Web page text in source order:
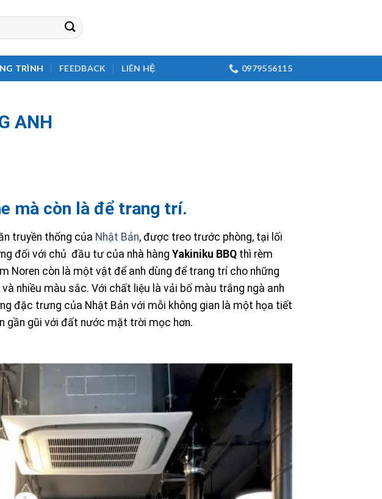
TRÌNH FEEDBACK LIÊN HỆ 0979556115
ANH
mà còn là để trang trí.
truyền thống của Nhật Bản, được treo trước phòng, tại lối
đối với chủ đầu tư của nhà hàng Yakiniku BBQ thì rèm
Noren còn là một vật để anh dùng để trang trí cho những
nhiều màu sắc. Với chất liệu là vải bố màu trắng ngà anh
đặc trưng của Nhật Bản với mỗi không gian là một họa tiết
gần gũi với đất nước mặt trời mọc hơn.